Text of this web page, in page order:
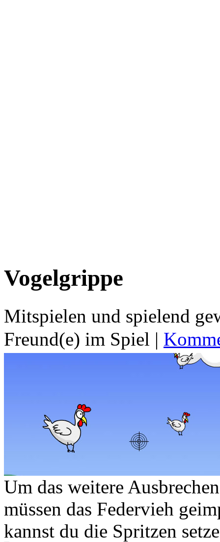
Vogelgrippe
Mitspielen und spielend
Freund(e) im Spiel |
Um das weitere
müssen das Federvieh
kannst du die Spritzen